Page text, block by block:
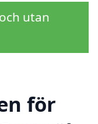
utan
för